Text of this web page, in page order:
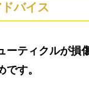
バイス
ーティクルが損
す。